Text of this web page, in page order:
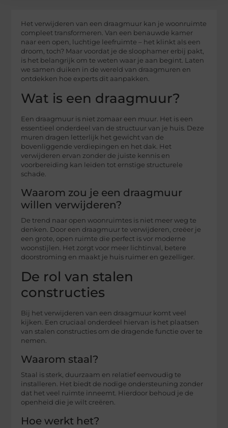
Het verwijderen van een draagmuur kan je woonruimte
compleet transformeren. Van een benauwde kamer
naar een open, luchtige leefruimte – het klinkt als een
droom, toch? Maar voordat je de sloophamer erbij pakt,
is het belangrijk om te weten waar je aan begint. Laten
we samen duiken in de wereld van draagmuren en
ontdekken hoe experts dit aanpakken.
Wat is een draagmuur?
Een draagmuur is niet zomaar een muur. Het is een
essentieel onderdeel van de structuur van je huis. Deze
muren dragen letterlijk het gewicht van de
bovenliggende verdiepingen en het dak. Het
verwijderen ervan zonder de juiste kennis en
voorbereiding kan leiden tot ernstige structurele
schade.
Waarom zou je een draagmuur
willen verwijderen?
De trend naar open woonruimtes is niet meer weg te
denken. Door een draagmuur te verwijderen, creëer je
een grote, open ruimte die perfect is vor moderne
woonstijlen. Het zorgt voor meer lichtinval, betere
doorstroming en maakt je huis ruimer en gezelliger.
De rol van stalen
constructies
Bij het verwijderen van een draagmuur komt veel
kijken. Een cruciaal onderdeel hiervan is het plaatsen
van stalen constructies om de dragende functie over te
nemen.
Waarom staal?
Staal is sterk, duurzaam en relatief eenvoudig te
installeren. Het biedt de nodige ondersteuning zonder
dat het veel ruimte inneemt. Hierdoor behoud je de
openheid die je wilt creëren.
Hoe werkt het?